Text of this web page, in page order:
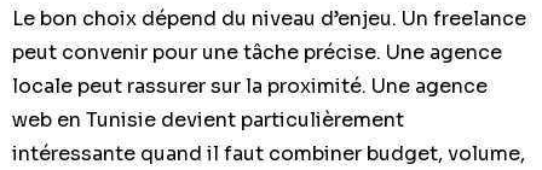
Le bon choix dépend du niveau d’enjeu. Un freelance
peut convenir pour une tâche précise. Une agence
locale peut rassurer sur la proximité. Une agence
web en Tunisie devient particulièrement
intéressante quand il faut combiner budget, volume,